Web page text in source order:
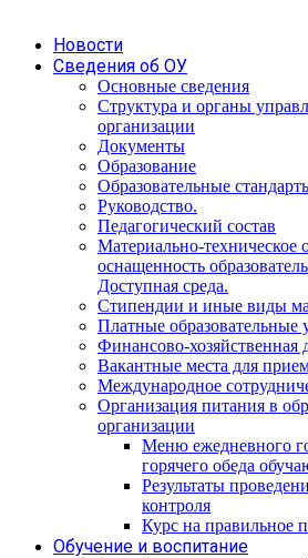
Новости
Сведения об ОУ
Основные сведения
Структура и органы
организации
Документы
Образование
Образовательные
Руководство.
Педагогический состав
Материально-техническое
оснащенность
Доступная среда.
Стипендии и иные виды
Платные образовательные
Финансово-хозяйственная
Вакантные места для
Международное
Организация питания в
организации
Меню ежедневного
горячего обеда
Результаты
контроля
Курс на правильное
Обучение и воспитание